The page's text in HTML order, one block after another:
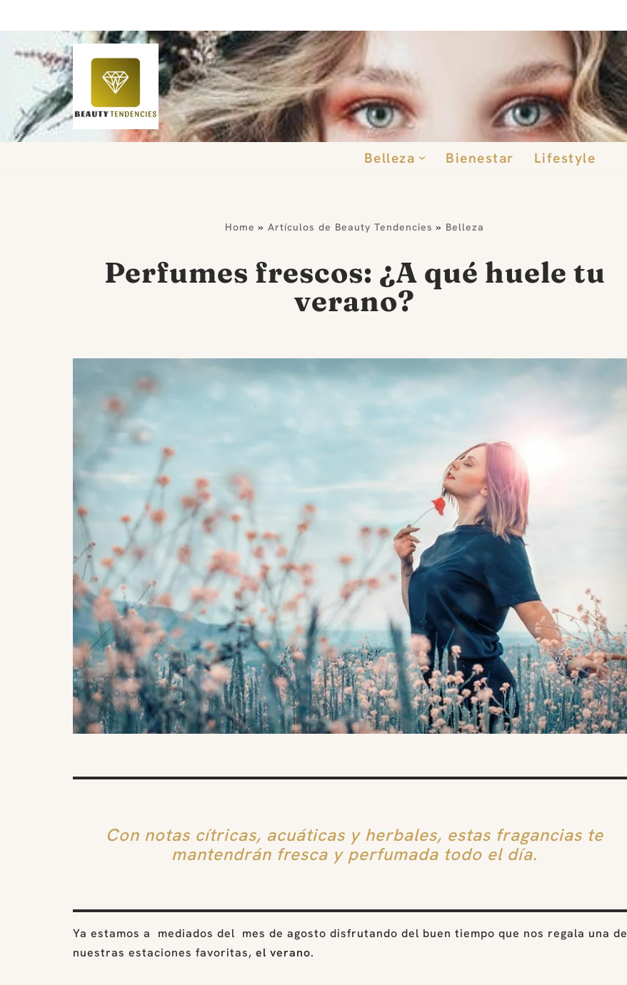
al
contenido
Belleza Bienestar Lifestyle
Home » Artículos de Beauty Tendencies » Belleza
Perfumes frescos: ¿A qué huele tu
verano?
Con notas cítricas, acuáticas y herbales, estas fragancias te
mantendrán fresca y perfumada todo el día.
Ya estamos a mediados del mes de agosto disfrutando del buen tiempo que nos regala una de
nuestras estaciones favoritas, el verano.